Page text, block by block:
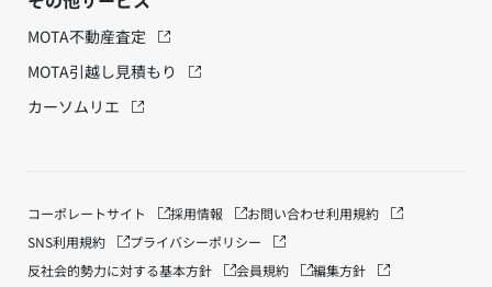
MOTA不動産査定
MOTA引越し見積もり
カーソムリエ
コーポレートサイト 採用情報 お問い合わせ利用規約
SNS利用規約
プライバシーポリシー
反社会的勢力に対する基本方針
会員規約 編集方針